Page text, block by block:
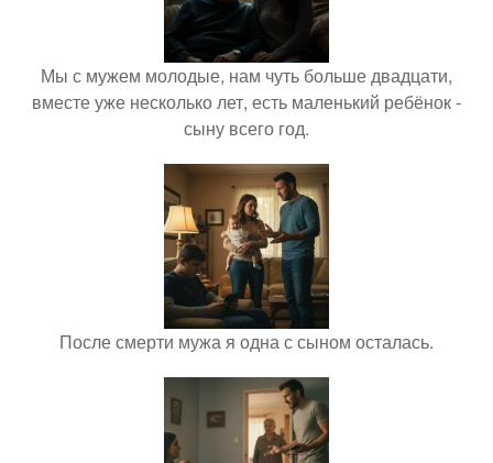
Мы с мужем молодые, нам чуть больше двадцати,
вместе уже несколько лет, есть маленький ребёнок -
сыну всего год.
После смерти мужа я одна с сыном осталась.